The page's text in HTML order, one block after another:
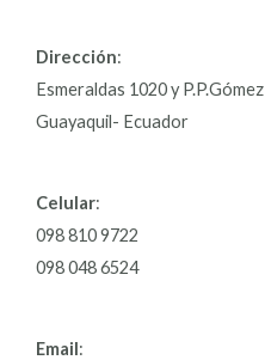
Dirección:
Esmeraldas 1020 y P.P.Gómez
Guayaquil- Ecuador
Celular:
098 810 9722
098 048 6524
Email: